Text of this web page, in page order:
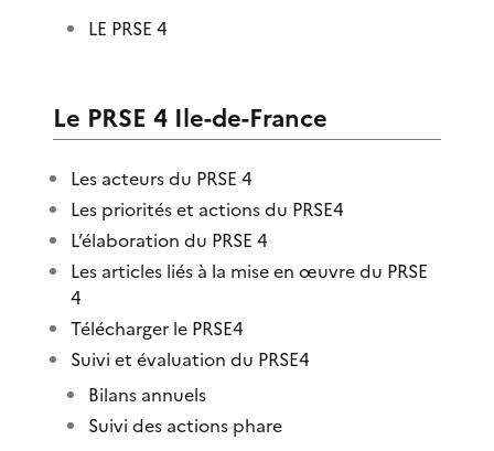
LE PRSE 4
Le PRSE 4 Ile-de-France
Les acteurs du PRSE 4
Les priorités et actions du PRSE4
L’élaboration du PRSE 4
Les articles liés à la mise en œuvre du PRSE
4
Télécharger le PRSE4
Suivi et évaluation du PRSE4
Bilans annuels
Suivi des actions phare